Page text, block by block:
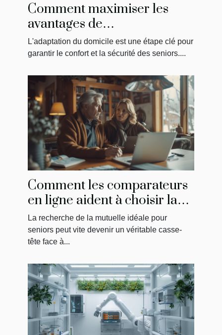
Comment maximiser les
avantages de
MaPrimeAdapt' pour
l'aménagement du domicile
L'adaptation du domicile est une étape clé pour
garantir le confort et la sécurité des seniors....
Comment les comparateurs
en ligne aident à choisir la
meilleure mutuelle pour
seniors
La recherche de la mutuelle idéale pour
seniors peut vite devenir un véritable casse-
tête face à...